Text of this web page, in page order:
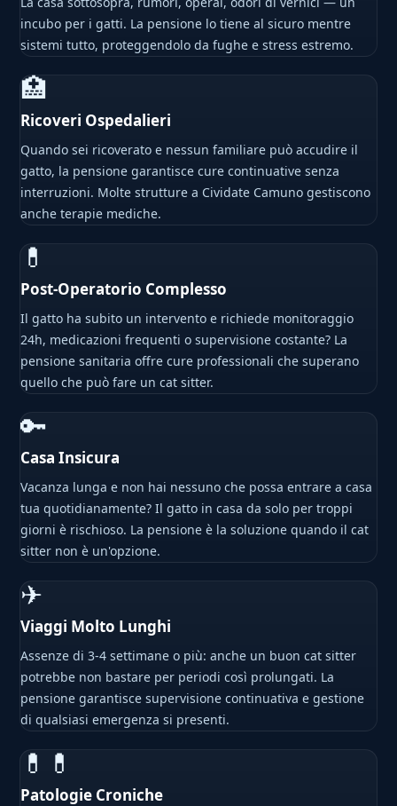
incubo per i gatti. La pensione lo tiene al sicuro mentre
sistemi tutto, proteggendolo da fughe e stress estremo.
🏥
Ricoveri Ospedalieri
Quando sei ricoverato e nessun familiare può accudire il
gatto, la pensione garantisce cure continuative senza
interruzioni. Molte strutture a Cividate Camuno gestiscono
anche terapie mediche.
💊
Post-Operatorio Complesso
Il gatto ha subito un intervento e richiede monitoraggio
24h, medicazioni frequenti o supervisione costante? La
pensione sanitaria offre cure professionali che superano
quello che può fare un cat sitter.
🔑
Casa Insicura
Vacanza lunga e non hai nessuno che possa entrare a casa
tua quotidianamente? Il gatto in casa da solo per troppi
giorni è rischioso. La pensione è la soluzione quando il cat
sitter non è un'opzione.
✈
Viaggi Molto Lunghi
Assenze di 3-4 settimane o più: anche un buon cat sitter
potrebbe non bastare per periodi così prolungati. La
pensione garantisce supervisione continuativa e gestione
di qualsiasi emergenza si presenti.
💊💊
Patologie Croniche